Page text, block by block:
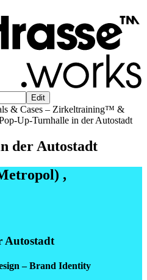
der Autostadt
,
Autostadt
– Brand Identity